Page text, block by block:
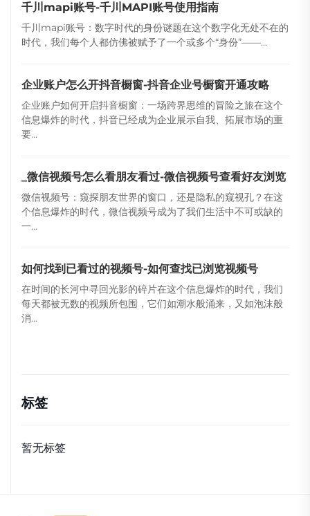
千川mapi账号-千川MAPI账号使用指南
千川mapi账号：数字时代的身份谜题在这个数字化无处不在的
时代，我们每个人都仿佛被赋予了一个或多个“身份”——...
企业账户怎么开抖音橱窗-抖音企业号橱窗开通攻略
企业账户如何开启抖音橱窗：一场跨界思维的冒险之旅在这个
信息爆炸的时代，抖音已经成为企业展示自我、拓展市场的重
要...
_微信视频号怎么看朋友看过-微信视频号查看好友浏览
微信视频号：窥探朋友世界的窗口，还是隐私的窥视孔？在这
个信息爆炸的时代，微信视频号成为了我们生活中不可或缺的
一...
如何找到已看过的视频号-如何查找已浏览视频号
在时间的长河中寻回光影的碎片在这个信息爆炸的时代，我们
每天都被无数的视频所包围，它们如潮水般涌来，又如泡沫般
消...
标签
暂无标签